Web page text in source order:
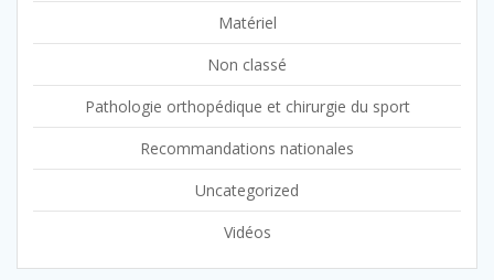
Matériel
Non classé
Pathologie orthopédique et chirurgie du sport
Recommandations nationales
Uncategorized
Vidéos